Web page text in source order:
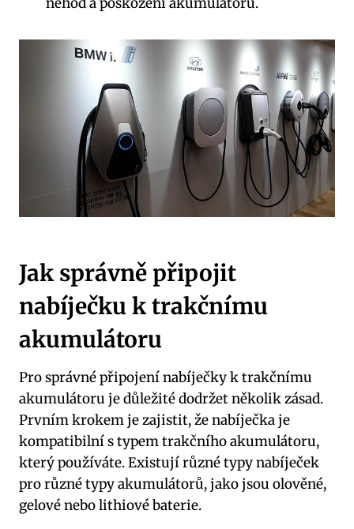
Jak správně připojit
nabíječku k trakčnímu
akumulátoru
Pro správné připojení nabíječky k trakčnímu
akumulátoru je důležité dodržet několik zásad.
Prvním krokem je zajistit, že nabíječka je
kompatibilní s typem trakčního akumulátoru,
který používáte. Existují různé typy nabíječek
pro různé typy akumulátorů, jako jsou olověné,
gelové nebo lithiové baterie.